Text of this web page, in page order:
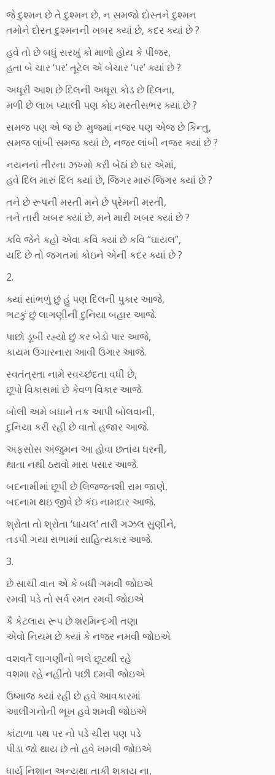
જે દુશ્મન છે તે દુશ્મન છે, ન સમજો દોસ્તને દુશ્મન
તમોને દોસ્ત દુશ્મનની ખબર ક્યાં છે, કદર ક્યાં છે ?
હવે તો છે બધું સરખું કો માળો હોય કે પીંજર,
હતા બે ચાર ‘પર’ તૂટેલ એ બેચાર ‘પર’ ક્યાં છે ?
અધૂરી આશ છે દિલની અધૂરા કોડ છે દિલના,
મળી છે લાખ પ્યાલી પણ કોઇ મસ્તીસભર ક્યાં છે ?
સમજ પણ એ જ છે મુજમાં નજર પણ એજ છે કિન્તુ,
સમજ લાંબી સમજ ક્યાં છે, નજર લાંબી નજર ક્યાં છે ?
નયનનાં તીરના ઝખ્મો કરી બેઠાં છે ઘર એમાં,
હવે દિલ મારું દિલ ક્યાં છે, જિગર મારું જિગર ક્યાં છે ?
તને છે રૂપની મસ્તી મને છે પ્રેમની મસ્તી,
તને તારી ખબર ક્યાં છે, મને મારી ખબર ક્યાં છે ?
કવિ જેને કહો એવા કવિ ક્યાં છે કવિ “ઘાયલ”,
યદિ છે તો જગતમાં કોઇને એની કદર ક્યાં છે ?
2.
ક્યાં સાંભળું છું હું પણ દિલની પુકાર આજે,
ભટકું છું લાગણીની દુનિયા બહાર આજે.
પાછો ડૂબી રહ્યો છું કર બેડો પાર આજે,
કાયમ ઉગારનારા આવી ઉગાર આજે.
સ્વતંત્રતા નામે સ્વચ્છંદતા વધી છે,
છૂપો વિકાસમાં છે કેવળ વિકાર આજે.
બોલી અમે બધાને તક આપી બોલવાની,
દુનિયા કરી રહી છે વાતો હજાર આજે.
અફસોસ અંજુમન આ હોવા છતાંય ઘરની,
થાતા નથી ઠરાવો મારા પસાર આજે.
બદનામીમાં છૂપી છે લિજ્જતશી રામ જાણે,
બદનામ થઇ જીવે છે કંઇ નામદાર આજે.
શ્રોતા તો શ્રોતા ‘ઘાયલ’ તારી ગઝલ સુણીને,
તડપી ગયા સભામાં સાહિત્યકાર આજે.
3.
છે સાચી વાત એ કે બધી ગમવી જોઇએ
રમવી પડે તો સર્વ રમત રમવી જોઇએ
કૈ કેટલાય રૂપ છે શરમિન્દગી તણા
એવો નિયમ છે ક્યાં કે નજર નમવી જોઇએ
વશવર્તે લાગણીનો ભલે છૂટથી રહે
વશમા રહે નહીતો પછી દમવી જોઇએ
ઉષ્માજ ક્યાં રહી છે હવે આવકારમાં
આલીંગનોની ભૂખ હવે શમવી જોઇએ
કાંટાળા પથ પર નો પડે ચીરા પણ પડે
પીડા જો થાય છે તો હવે ખમવી જોઇએ
ધાર્યું નિશાન અન્યથા તાકી શકાય ના,